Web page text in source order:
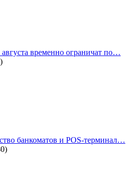
временно ограничат по…
банкоматов и POS-терминал…